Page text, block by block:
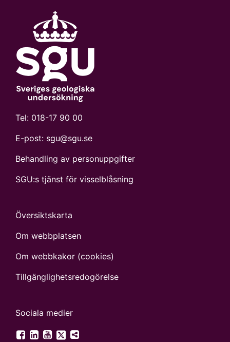
Tel: 018-17 90 00
E-post: sgu@sgu.se
Behandling av personuppgifter
SGU:s tjänst för visselblåsning
Översiktskarta
Om webbplatsen
Om webbkakor (cookies)
Tillgänglighets­redogörelse
Sociala medier
SGU på Facebook
SGU på LinkedIn
SGU på YouTube
SGU på Twitter
Fler digitala kanaler